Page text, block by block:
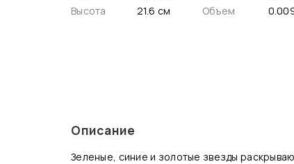
Высота
21.6 см
Объем
Описание
Зеленые, синие и золотые звезды